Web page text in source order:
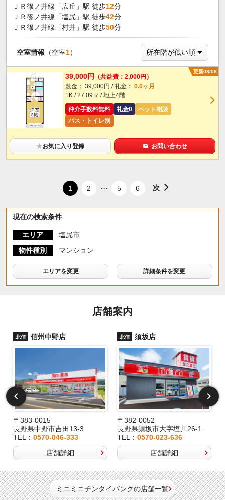
ＪＲ篠ノ井線「広丘」駅 徒歩12分
ＪＲ篠ノ井線「塩尻」駅 徒歩42分
ＪＲ篠ノ井線「村井」駅 徒歩50分
空室情報 （空室1）
更新08/08
39,000円
（共益費：2,000円）
敷金： 39,000円 / 礼金： 0.0ヶ月
1K / 27.09㎡ / 地上4階
仲介手数料無料
礼金0
ペット相談
バス・トイレ別
★お気に入り登録 お問い合わせ
1 2 ... 5 6 次
現在の検索条件
エリア
塩尻市
物件種別
マンション
エリアを変更 詳細条件を変更
店舗案内
北信 信州中野店
〒383-0015
長野県中野市吉田13-3
TEL： 0570-046-333
店舗詳細
北信 須坂店
〒382-0052
長野県須坂市大字塩川26-1
TEL：0570-023-636
店舗詳細
ミニミニチンタイバンクの店舗一覧